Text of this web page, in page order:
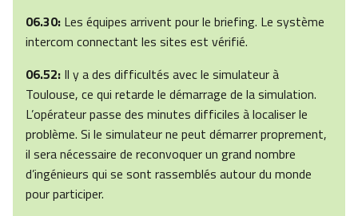
06.30: Les équipes arrivent pour le briefing. Le système
intercom connectant les sites est vérifié.
06.52: Il y a des difficultés avec le simulateur à
Toulouse, ce qui retarde le démarrage de la simulation.
L’opérateur passe des minutes difficiles à localiser le
problème. Si le simulateur ne peut démarrer proprement,
il sera nécessaire de reconvoquer un grand nombre
d’ingénieurs qui se sont rassemblés autour du monde
pour participer.